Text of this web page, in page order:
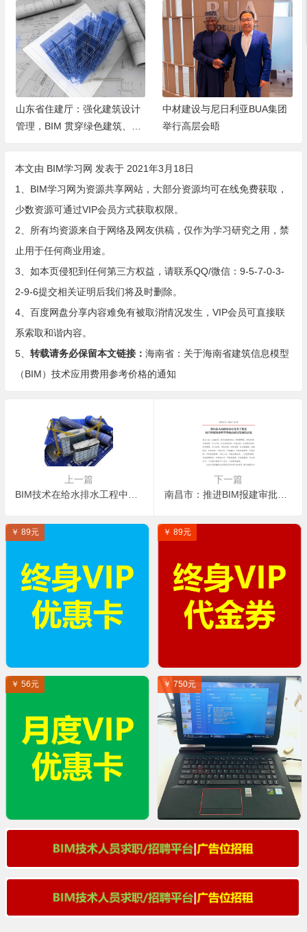
山东省住建厅：强化建筑设计
管理，BIM 贯穿绿色建筑、历
中材建设与尼日利亚BUA集团
举行高层会晤
本文由 BIM学习网 发表于 2021年3月18日
1、BIM学习网为资源共享网站，大部分资源均可在线免费获取，
少数资源可通过VIP会员方式获取权限。
2、所有均资源来自于网络及网友供稿，仅作为学习研究之用，禁
止用于任何商业用途。
3、如本页侵犯到任何第三方权益，请联系QQ/微信：9-5-7-0-3-
2-9-6提交相关证明后我们将及时删除。
4、百度网盘分享内容难免有被取消情况发生，VIP会员可直接联
系索取和谐内容。
5、 转载请务必保留本文链接： 海南省：关于海南省建筑信息模型
（BIM）技术应用费用参考价格的通知
上一篇
BIM技术在给水排水工程中的具体应用点列举
下一篇
南昌市：推进BIM报建审批和施工图BIM审图模式，推进与城市信息模型（CIM）平台的融通联
￥ 89元 ￥ 89元
￥ 56元 ￥ 750元